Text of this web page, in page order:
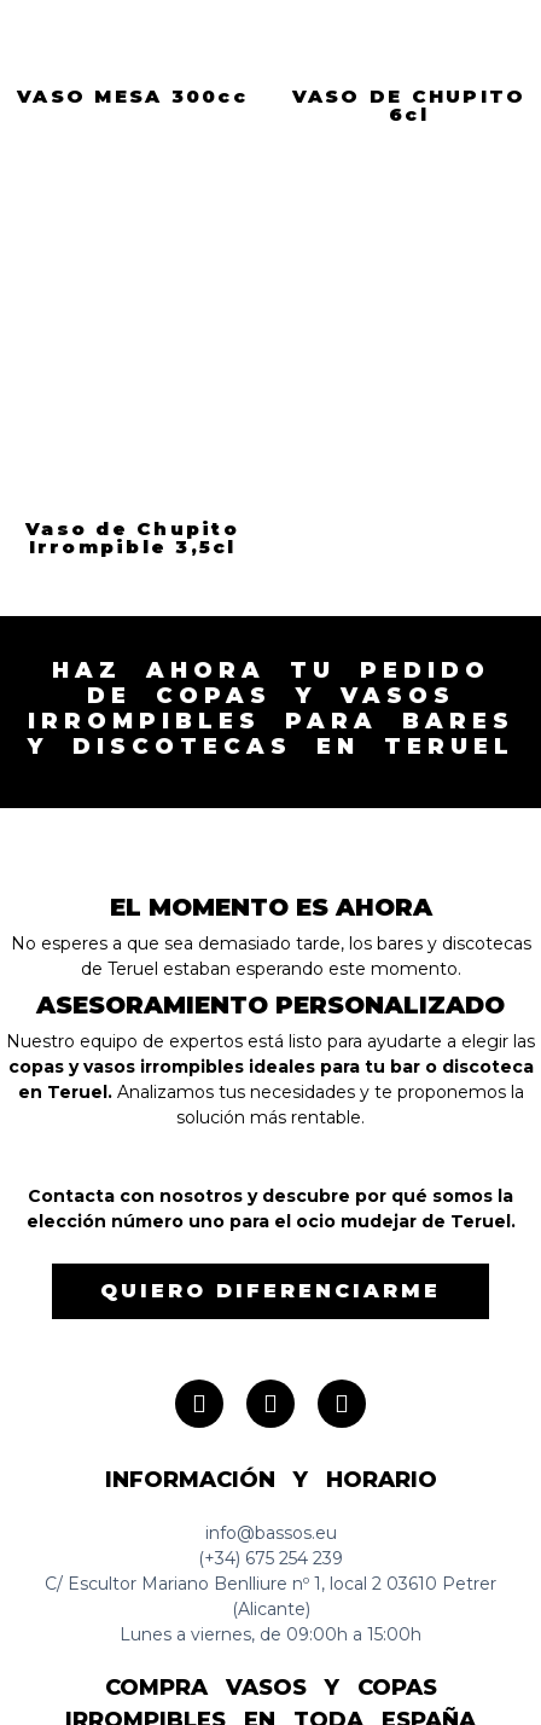
VASO MESA 300cc VASO DE CHUPITO
6cl
Vaso de Chupito
Irrompible 3,5cl
HAZ AHORA TU PEDIDO
DE COPAS Y VASOS
IRROMPIBLES PARA BARES
Y DISCOTECAS EN TERUEL
EL MOMENTO ES AHORA
No esperes a que sea demasiado tarde, los bares y discotecas
de Teruel estaban esperando este momento.
ASESORAMIENTO PERSONALIZADO
Nuestro equipo de expertos está listo para ayudarte a elegir las
copas y vasos irrompibles ideales para tu bar o discoteca
en Teruel.Analizamos tus necesidades y te proponemos la
solución más rentable.
Contacta con nosotros y descubre por qué somos la
elección número uno para el ocio mudejar de Teruel.
QUIERO DIFERENCIARME
INFORMACIÓN Y HORARIO
info@bassos.eu
(+34) 675 254 239
C/ Escultor Mariano Benlliure nº 1, local 2 03610 Petrer
(Alicante)
Lunes a viernes, de 09:00h a 15:00h
COMPRA VASOS Y COPAS